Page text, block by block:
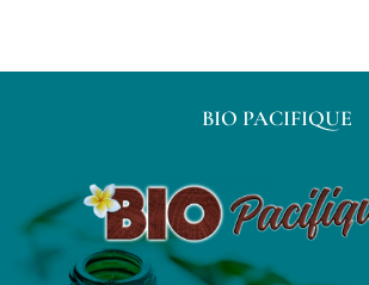
BIO PACIFIQUE